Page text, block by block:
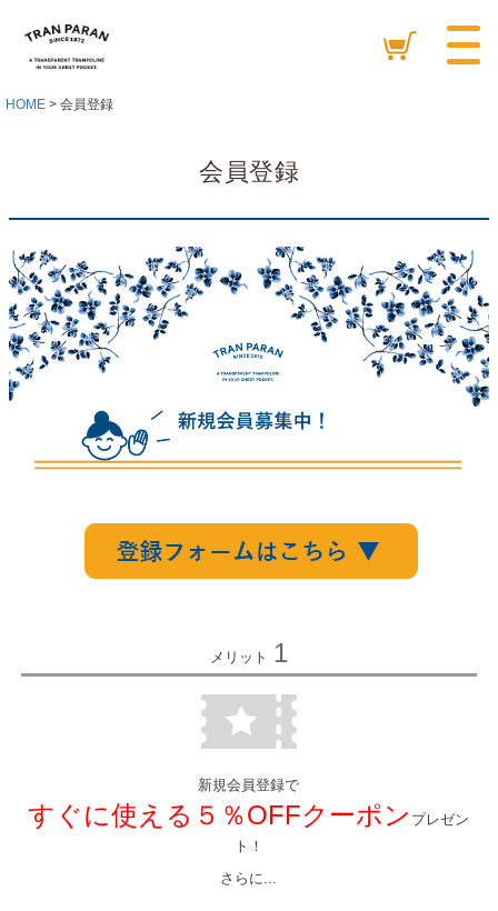
HOME 会員登録
会員登録
メリット 1
新規会員登録で
すぐに使える５％OFFクーポン プレゼン
ト！
さらに...